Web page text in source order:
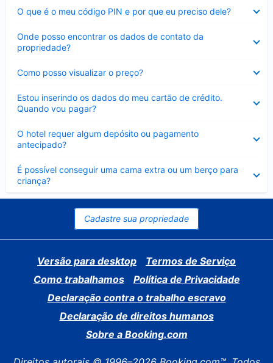
O que é o meu código PIN e por que eu preciso dele?
Onde posso encontrar os dados de contato da
propriedade?
Como posso visualizar o preço?
Estou inserindo os dados do meu cartão de crédito.
Quando vou pagar?
O hotel requer algum depósito ou pagamento
antecipado?
É possível conseguir uma cama extra ou um berço para
criança?
Contraído
Cadastre sua propriedade
Versão para desktop
Termos de Serviço
Como trabalhamos
Política de Privacidade
Declaração contra o trabalho escravo
Declaração de direitos humanos
Sobre a Booking.com